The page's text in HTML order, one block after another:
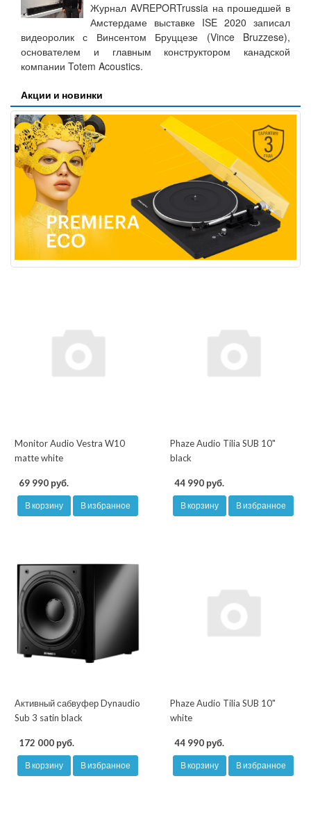
Журнал AVREPORTrussia на прошедшей в
Амстердаме выставке ISE 2020 записал
видеоролик с Винсентом Бруццезе (Vince Bruzzese),
основателем и главным конструктором канадской
компании Totem Acoustics.
Акции и новинки
Monitor Audio Vestra W10
matte white
69 990 руб.
В корзину В избранное
Phaze Audio Tilia SUB 10"
black
44 990 руб.
В корзину В избранное
Активный сабвуфер Dynaudio
Sub 3 satin black
172 000 руб.
В корзину В избранное
Phaze Audio Tilia SUB 10"
white
44 990 руб.
В корзину В избранное